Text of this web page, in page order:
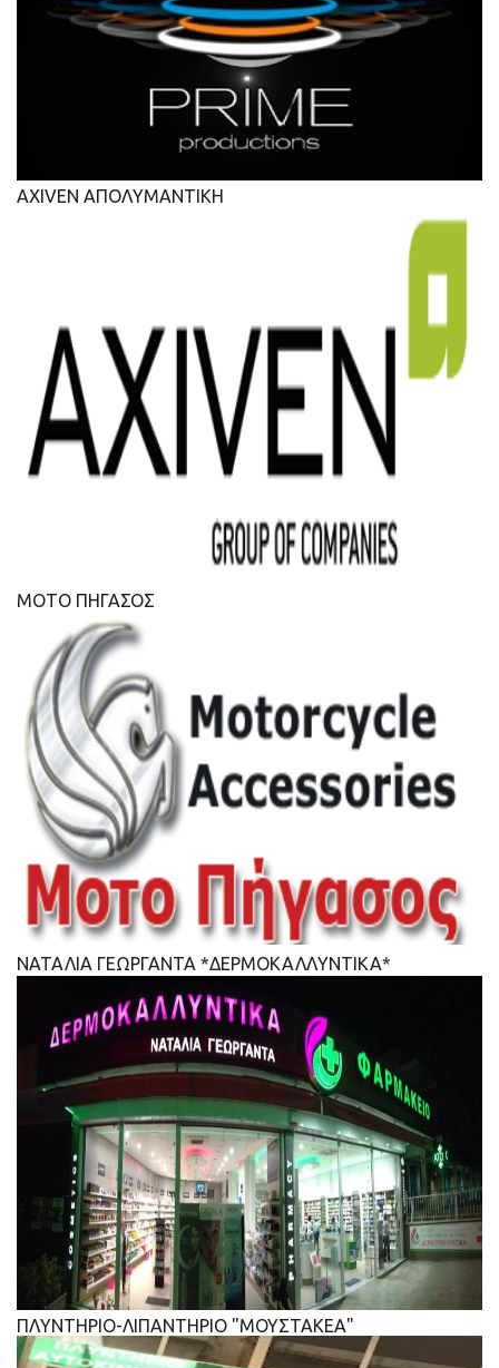
AXIVEN ΑΠΟΛΥΜΑΝΤΙΚΗ
ΜΟΤΟ ΠΗΓΑΣΟΣ
ΝΑΤΑΛΙΑ ΓΕΩΡΓΑΝΤΑ *ΔΕΡΜΟΚΑΛΛΥΝΤΙΚΑ*
ΠΛΥΝΤΗΡΙΟ-ΛΙΠΑΝΤΗΡΙΟ "ΜΟΥΣΤΑΚΕΑ"